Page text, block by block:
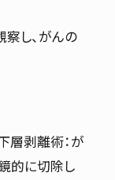
し、がんの
剥離術：が
的に切除し